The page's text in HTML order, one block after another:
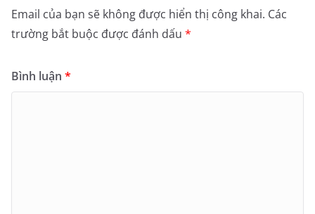
Email của bạn sẽ không được hiển thị công khai. Các
trường bắt buộc được đánh dấu *
Bình luận *